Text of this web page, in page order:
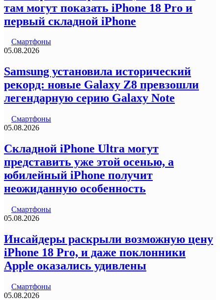
там могут показать iPhone 18 Pro и
первый складной iPhone
Смартфоны
05.08.2026
Samsung установила исторический
рекорд: новые Galaxy Z8 превзошли
легендарную серию Galaxy Note
Смартфоны
05.08.2026
Складной iPhone Ultra могут
представить уже этой осенью, а
юбилейный iPhone получит
неожиданную особенность
Смартфоны
05.08.2026
Инсайдеры раскрыли возможную цену
iPhone 18 Pro, и даже поклонники
Apple оказались удивлены
Смартфоны
05.08.2026